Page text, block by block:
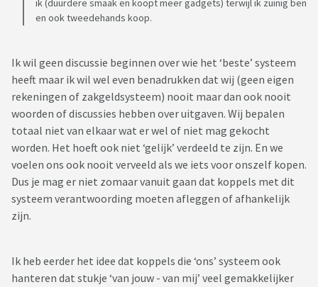
ik (duurdere smaak en koopt meer gadgets) terwijl ik zuinig ben
en ook tweedehands koop.
Ik wil geen discussie beginnen over wie het ‘beste’ systeem
heeft maar ik wil wel even benadrukken dat wij (geen eigen
rekeningen of zakgeldsysteem) nooit maar dan ook nooit
woorden of discussies hebben over uitgaven. Wij bepalen
totaal niet van elkaar wat er wel of niet mag gekocht
worden. Het hoeft ook niet ‘gelijk’ verdeeld te zijn. En we
voelen ons ook nooit verveeld als we iets voor onszelf kopen.
Dus je mag er niet zomaar vanuit gaan dat koppels met dit
systeem verantwoording moeten afleggen of afhankelijk
zijn.
Ik heb eerder het idee dat koppels die ‘ons’ systeem ook
hanteren dat stukje ‘van jouw - van mij’ veel gemakkelijker